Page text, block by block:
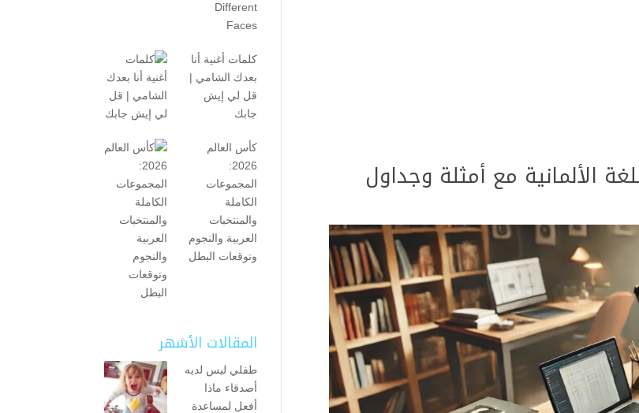
Different
Faces
كلمات أغنية أنا
بعدك الشامي |
قل لي إيش
جابك
كأس العالم
2026:
المجموعات
الكاملة
والمنتخبات
العربية والنجوم
وتوقعات البطل
المقالات الأشهر
طفلي ليس لديه
أصدقاء ماذا
أفعل لمساعدة